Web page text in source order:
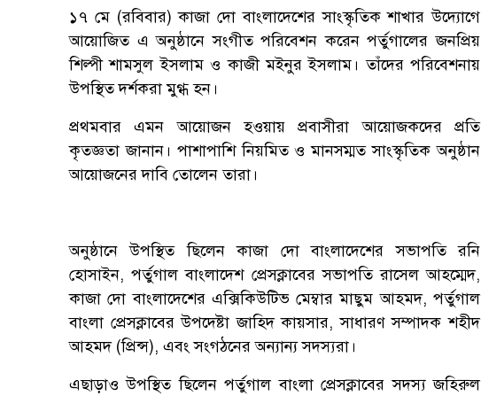
১৭ মে (রবিবার) কাজা দো বাংলাদেশের সাংস্কৃতিক শাখার উদ্যোগে
আয়োজিত এ অনুষ্ঠানে সংগীত পরিবেশন করেন পর্তুগালের জনপ্রিয়
শিল্পী শামসুল ইসলাম ও কাজী মইনুর ইসলাম। তাঁদের পরিবেশনায়
উপস্থিত দর্শকরা মুগ্ধ হন।
প্রথমবার এমন আয়োজন হওয়ায় প্রবাসীরা আয়োজকদের প্রতি
কৃতজ্ঞতা জানান। পাশাপাশি নিয়মিত ও মানসম্মত সাংস্কৃতিক অনুষ্ঠান
আয়োজনের দাবি তোলেন তারা।
অনুষ্ঠানে উপস্থিত ছিলেন কাজা দো বাংলাদেশের সভাপতি রনি
হোসাইন, পর্তুগাল বাংলাদেশ প্রেসক্লাবের সভাপতি রাসেল আহম্মেদ,
কাজা দো বাংলাদেশের এক্সিকিউটিভ মেম্বার মাছুম আহমদ, পর্তুগাল
বাংলা প্রেসক্লাবের উপদেষ্টা জাহিদ কায়সার, সাধারণ সম্পাদক শহীদ
আহমদ (প্রিন্স), এবং সংগঠনের অন্যান্য সদস্যরা।
এছাড়াও উপস্থিত ছিলেন পর্তুগাল বাংলা প্রেসক্লাবের সদস্য জহিরুল